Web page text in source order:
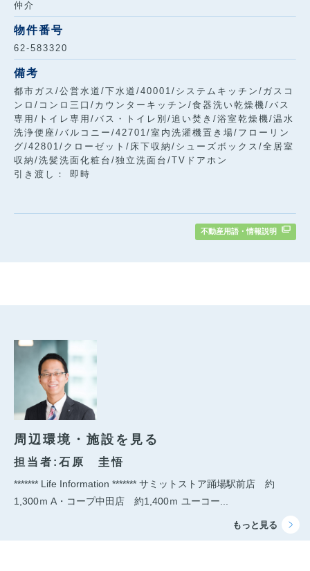
仲介
物件番号
62-583320
備考
都市ガス/公営水道/下水道/40001/システムキッチン/ガスコ
ンロ/コンロ三口/カウンターキッチン/食器洗い乾燥機/バス
専用/トイレ専用/バス・トイレ別/追い焚き/浴室乾燥機/温水
洗浄便座/バルコニー/42701/室内洗濯機置き場/フローリン
グ/42801/クローゼット/床下収納/シューズボックス/全居室
収納/洗髪洗面化粧台/独立洗面台/TVドアホン
引き渡し： 即時
不動産用語・情報説明
周辺環境・施設を見る
担当者:石原 圭悟
******* Life Information ******* サミットストア踊場駅前店 約
1,300ｍ A・コープ中田店 約1,400ｍ ユーコー...